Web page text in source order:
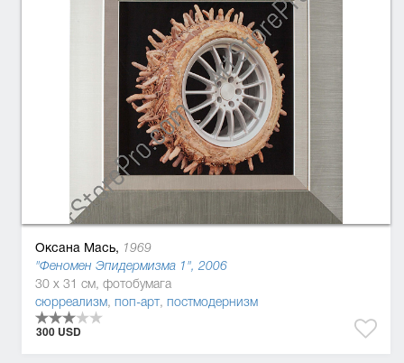
Оксана Мась, 1969
"Феномен Эпидермизма 1", 2006
30 x 31 см, фотобумага
сюрреализм, поп-арт, постмодернизм
300 USD